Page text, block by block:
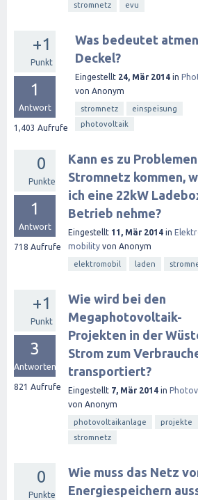
stromnetz evu
+1
Punkt
1
Antwort
1,403 Aufrufe
Was bedeutet
Deckel?
Eingestellt 24, Mär 2014 in
von Anonym
stromnetz
einspeisung
photovoltaik
0
Punkte
1
Antwort
718 Aufrufe
Kann es zu
Stromnetz kommen,
ich eine 22kW
Betrieb nehme?
Eingestellt 11, Mär 2014 in
mobility von Anonym
elektromobil laden
+1
Punkt
3
Antworten
821 Aufrufe
Wie wird bei den
Megaphotovoltaik-
Projekten in der
Strom zum
transportiert?
Eingestellt 7, Mär 2014 in
von Anonym
photovoltaikanlage
projekte
stromnetz
0
Punkte
Wie muss das Netz
Energiespeichern